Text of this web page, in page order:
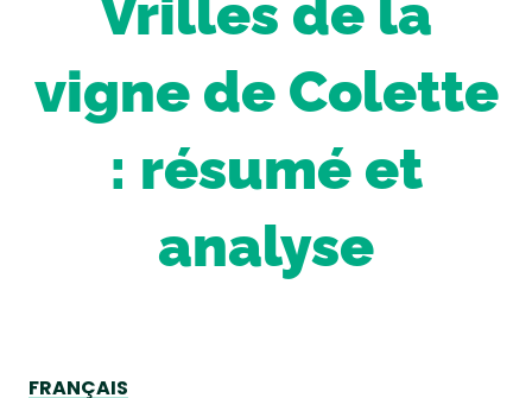
Vrilles de la
vigne de Colette
: résumé et
analyse
FRANÇAIS